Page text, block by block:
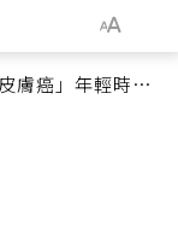
膚癌」年輕時一